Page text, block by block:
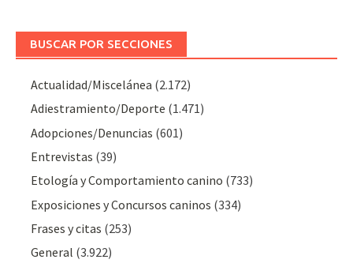
BUSCAR POR SECCIONES
Actualidad/Miscelánea (2.172)
Adiestramiento/Deporte (1.471)
Adopciones/Denuncias (601)
Entrevistas (39)
Etología y Comportamiento canino (733)
Exposiciones y Concursos caninos (334)
Frases y citas (253)
General (3.922)